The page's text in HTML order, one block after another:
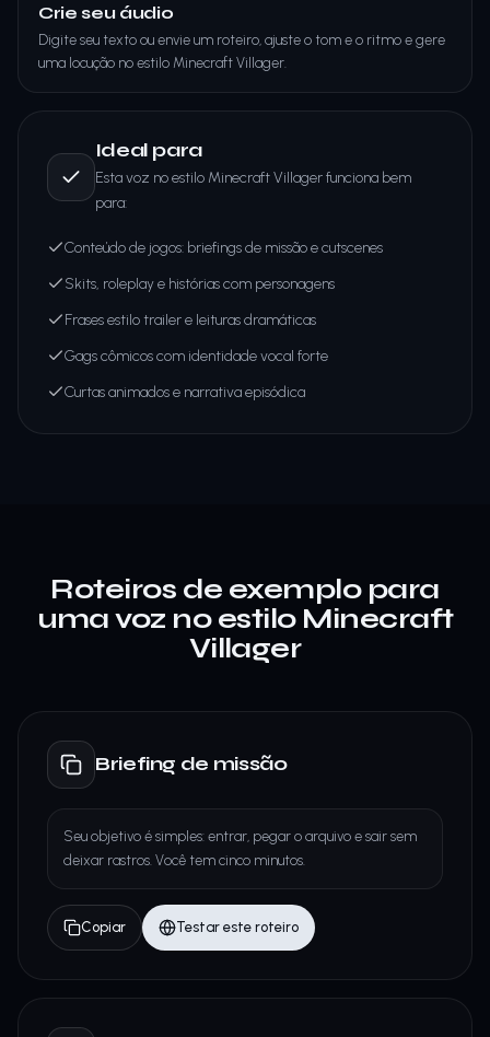
Crie seu áudio
Digite seu texto ou envie um roteiro, ajuste o tom e o ritmo e gere
uma locução no estilo Minecraft Villager.
Ideal para
Esta voz no estilo Minecraft Villager funciona bem
para:
Conteúdo de jogos: briefings de missão e cutscenes
Skits, roleplay e histórias com personagens
Frases estilo trailer e leituras dramáticas
Gags cômicos com identidade vocal forte
Curtas animados e narrativa episódica
Roteiros de exemplo para
uma voz no estilo Minecraft
Villager
Briefing de missão
Seu objetivo é simples: entrar, pegar o arquivo e sair sem
deixar rastros. Você tem cinco minutos.
Copiar Testar este roteiro